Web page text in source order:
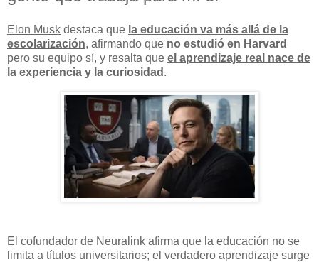
Elon Musk destaca que la educación va más allá de la
escolarización, afirmando que no estudió en Harvard
pero su equipo sí, y resalta que el aprendizaje real nace de
la experiencia y la curiosidad .
El cofundador de Neuralink afirma que la educación no se
limita a títulos universitarios; el verdadero aprendizaje surge